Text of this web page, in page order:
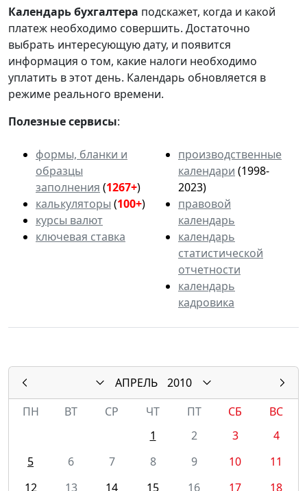
Календарьбухгалтера подскажет, когда и какой
платеж необходимо совершить. Достаточно
выбрать интересующую дату, и появится
информация о том, какие налоги необходимо
уплатить в этот день. Календарь обновляется в
режиме реального времени.
Полезные сервисы:
формы, бланки и
образцы
заполнения (1267+)
калькуляторы (100+)
курсы валют
ключевая ставка
производственные
календари (1998-
2023)
правовой
календарь
календарь
статистической
отчетности
календарь
кадровика
АПРЕЛЬ
2010
ПН
ВТ СР ЧТ ПТ СБ
ВС
1
2 3
4
5
6 7 8 9 10
11
12
13 14 15 16 17
18